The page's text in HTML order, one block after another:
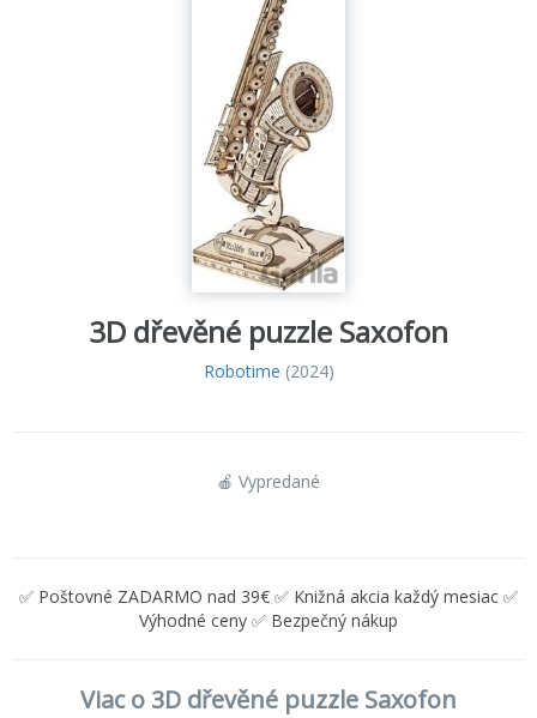
3D dřevěné puzzle Saxofon
Robotime (2024)
🍎 Vypredané
✅ Poštovné ZADARMO nad 39€ ✅ Knižná akcia každý mesiac ✅
Výhodné ceny ✅ Bezpečný nákup
Viac o 3D dřevěné puzzle Saxofon